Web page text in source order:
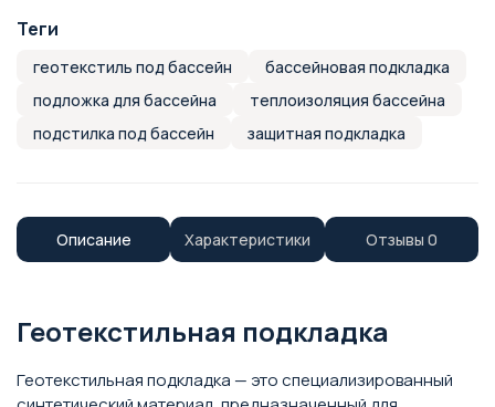
Теги
геотекстиль под бассейн
бассейновая подкладка
подложка для бассейна
теплоизоляция бассейна
подстилка под бассейн
защитная подкладка
Описание Характеристики Отзывы 0
Геотекстильная подкладка
Геотекстильная подкладка — это специализированный